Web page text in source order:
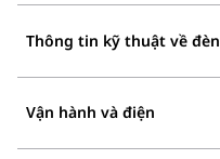
Thông tin kỹ thuật về đèn
Vận hành và điện